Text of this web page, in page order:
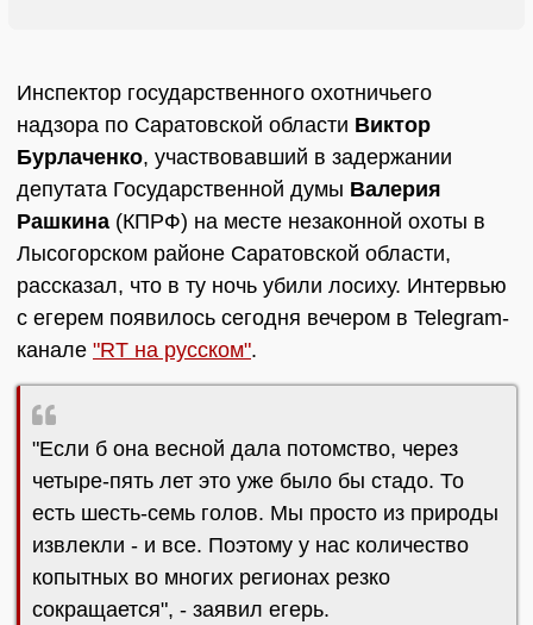
Инспектор государственного охотничьего
надзора по Саратовской области Виктор
Бурлаченко, участвовавший в задержании
депутата Государственной думы Валерия
Рашкина (КПРФ) на месте незаконной охоты в
Лысогорском районе Саратовской области,
рассказал, что в ту ночь убили лосиху. Интервью
с егерем появилось сегодня вечером в Telegram-
канале "RT на русском".
"Если б она весной дала потомство, через
четыре-пять лет это уже было бы стадо. То
есть шесть-семь голов. Мы просто из природы
извлекли - и все. Поэтому у нас количество
копытных во многих регионах резко
сокращается", - заявил егерь.